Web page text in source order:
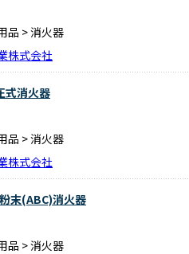
品 > 消火器
株式会社
式消火器
品 > 消火器
株式会社
末(ABC)消火器
品 > 消火器